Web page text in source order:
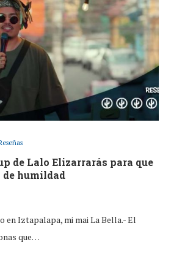
de Lalo Elizarrarás para que
humildad
en Iztapalapa, mi mai La Bella.- El
que…